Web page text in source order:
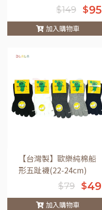
$149 $95
加入購物車
【台灣製】歐樂純棉船
形五趾襪(22-24cm)
$79 $49
加入購物車